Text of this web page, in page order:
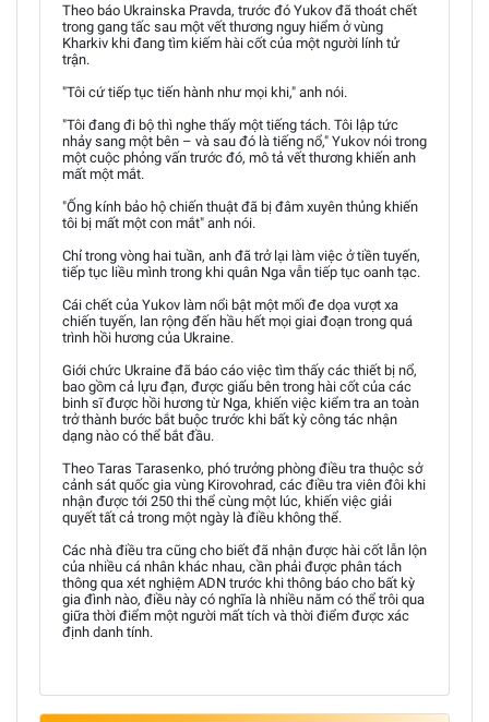
Theo báo Ukrainska Pravda, trước đó Yukov đã thoát chết
trong gang tấc sau một vết thương nguy hiểm ở vùng
Kharkiv khi đang tìm kiếm hài cốt của một người lính tử
trận.
"Tôi cứ tiếp tục tiến hành như mọi khi," anh nói.
"Tôi đang đi bộ thì nghe thấy một tiếng tách. Tôi lập tức
nhảy sang một bên – và sau đó là tiếng nổ," Yukov nói trong
một cuộc phỏng vấn trước đó, mô tả vết thương khiến anh
mất một mắt.
"Ống kính bảo hộ chiến thuật đã bị đâm xuyên thủng khiến
tôi bị mất một con mắt" anh nói.
Chỉ trong vòng hai tuần, anh đã trở lại làm việc ở tiền tuyến,
tiếp tục liều mình trong khi quân Nga vẫn tiếp tục oanh tạc.
Cái chết của Yukov làm nổi bật một mối đe dọa vượt xa
chiến tuyến, lan rộng đến hầu hết mọi giai đoạn trong quá
trình hồi hương của Ukraine.
Giới chức Ukraine đã báo cáo việc tìm thấy các thiết bị nổ,
bao gồm cả lựu đạn, được giấu bên trong hài cốt của các
binh sĩ được hồi hương từ Nga, khiến việc kiểm tra an toàn
trở thành bước bắt buộc trước khi bất kỳ công tác nhận
dạng nào có thể bắt đầu.
Theo Taras Tarasenko, phó trưởng phòng điều tra thuộc sở
cảnh sát quốc gia vùng Kirovohrad, các điều tra viên đôi khi
nhận được tới 250 thi thể cùng một lúc, khiến việc giải
quyết tất cả trong một ngày là điều không thể.
Các nhà điều tra cũng cho biết đã nhận được hài cốt lẫn lộn
của nhiều cá nhân khác nhau, cần phải được phân tách
thông qua xét nghiệm ADN trước khi thông báo cho bất kỳ
gia đình nào, điều này có nghĩa là nhiều năm có thể trôi qua
giữa thời điểm một người mất tích và thời điểm được xác
định danh tính.